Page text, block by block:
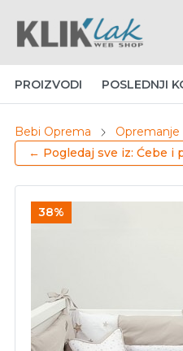
PROIZVODI POSLEDNJI
Bebi Oprema Opremanje
← Pogledaj sve iz: Ćebe i
38%